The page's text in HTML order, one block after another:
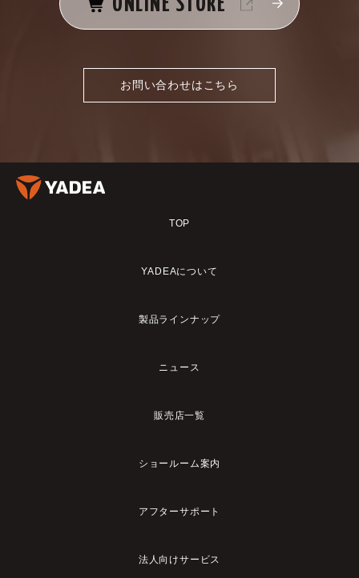
ONLINE STORE
お問い合わせはこちら
TOP
YADEAについて
製品ラインナップ
ニュース
販売店一覧
ショールーム案内
アフターサポート
法人向けサービス